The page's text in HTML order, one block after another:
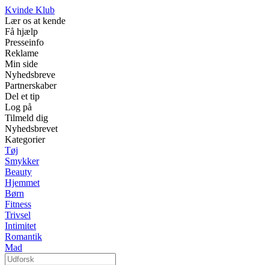
Kvinde Klub
Lær os at kende
Få hjælp
Presseinfo
Reklame
Min side
Nyhedsbreve
Partnerskaber
Del et tip
Log på
Tilmeld dig
Nyhedsbrevet
Kategorier
Tøj
Smykker
Beauty
Hjemmet
Børn
Fitness
Trivsel
Intimitet
Romantik
Mad